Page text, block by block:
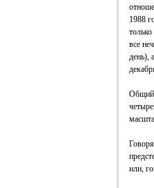
1988
все
день),
Общий
или,